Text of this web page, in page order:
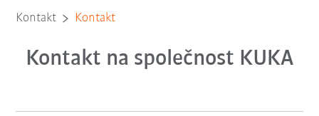
Kontakt Kontakt
Kontakt na společnost KUKA